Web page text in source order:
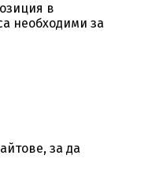
в
необходими за
за да